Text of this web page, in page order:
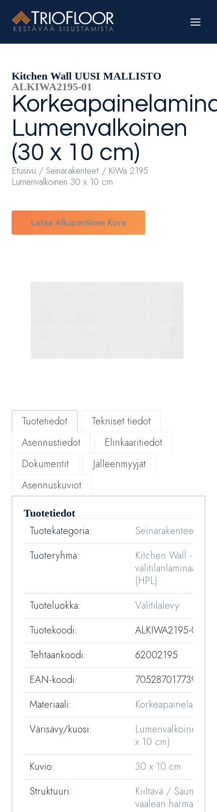
sisältöön
Kitchen Wall UUSI MALLISTO
ALKIWA2195-01
Lumenvalkoinen
(30 x 10 cm)
Etusivu / Seinärakenteet / KiWa 2195
Lumenvalkoinen 30 x 10 cm
Lataa Alkuperäinen Kuva
Tuotetiedot
Tekniset tiedot
Asennustiedot
Elinkaaritiedot
Dokumentit
Jälleenmyyjät
Asennuskuviot
Tuotetiedot
Tuotekategoria:
Seinärakenteet
Tuoteryhmä:
Kitchen Wall -
välitilanlaminaatit
(HPL)
Tuoteluokka:
Välitilalevy
Tuotekoodi:
ALKIWA2195-01
Tehtaankoodi:
62002195
EAN-koodi:
7052870177392
Materiaali:
Värisävy/kuosi:
Lumenvalkoinen
x 10 cm)
Kuvio:
30 x 10 cm
Struktuuri:
Kiiltävä / Sauma
vaalean harmaa